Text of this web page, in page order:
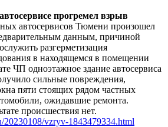
прогремел взрыв
автосервисов Тюмени произошел
данным, причиной
разгерметизация
в находящемся в помещении
ЧП одноэтажное здание автосервиса
сильные повреждения,
пяти стоящих рядом частных
ожидавшие ремонта.
происшествия нет.
20230108/vzryv-1843479334.html